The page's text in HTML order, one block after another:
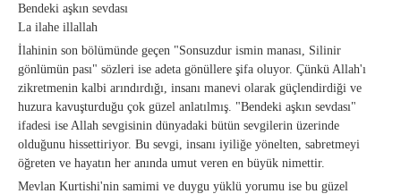
Bendeki aşkın sevdası
La ilahe illallah
İlahinin son bölümünde geçen "Sonsuzdur ismin manası, Silinir
gönlümün pası" sözleri ise adeta gönüllere şifa oluyor. Çünkü Allah'ı
zikretmenin kalbi arındırdığı, insanı manevi olarak güçlendirdiği ve
huzura kavuşturduğu çok güzel anlatılmış. "Bendeki aşkın sevdası"
ifadesi ise Allah sevgisinin dünyadaki bütün sevgilerin üzerinde
olduğunu hissettiriyor. Bu sevgi, insanı iyiliğe yönelten, sabretmeyi
öğreten ve hayatın her anında umut veren en büyük nimettir.
Mevlan Kurtishi'nin samimi ve duygu yüklü yorumu ise bu güzel